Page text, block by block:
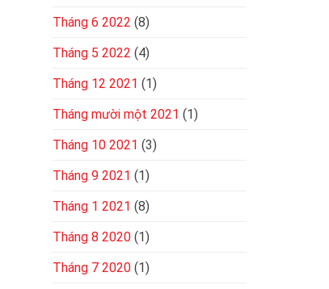
Tháng 6 2022 (8)
Tháng 5 2022 (4)
Tháng 12 2021 (1)
Tháng mười một 2021 (1)
Tháng 10 2021 (3)
Tháng 9 2021 (1)
Tháng 1 2021 (8)
Tháng 8 2020 (1)
Tháng 7 2020 (1)